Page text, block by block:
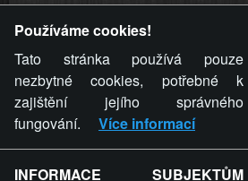
videa a komentáře. Osoba, které se toto
stránky týče, ani osoba, která umístila
stránku, nemůže z důvodu odstranění
komentáře pro výše uvedenou
provozovateli stránky žádný nárok na
nemajetkové újmy.
Používáme cookies!
Tato stránka používá pouze
nezbytné cookies, potřebné k
zajištění jejího správného
fungování.
Více informací
INFORMACE SUBJEKTŮM